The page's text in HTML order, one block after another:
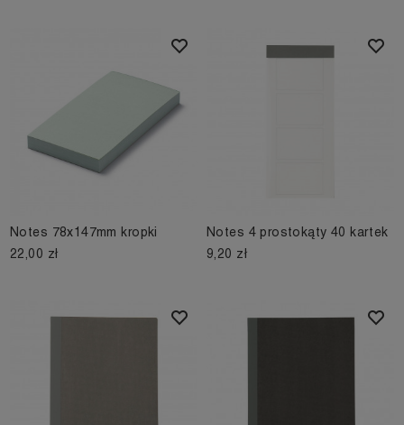
Notes 78x147mm kropki
22,00 zł
Notes 4 prostokąty 40 kartek
9,20 zł